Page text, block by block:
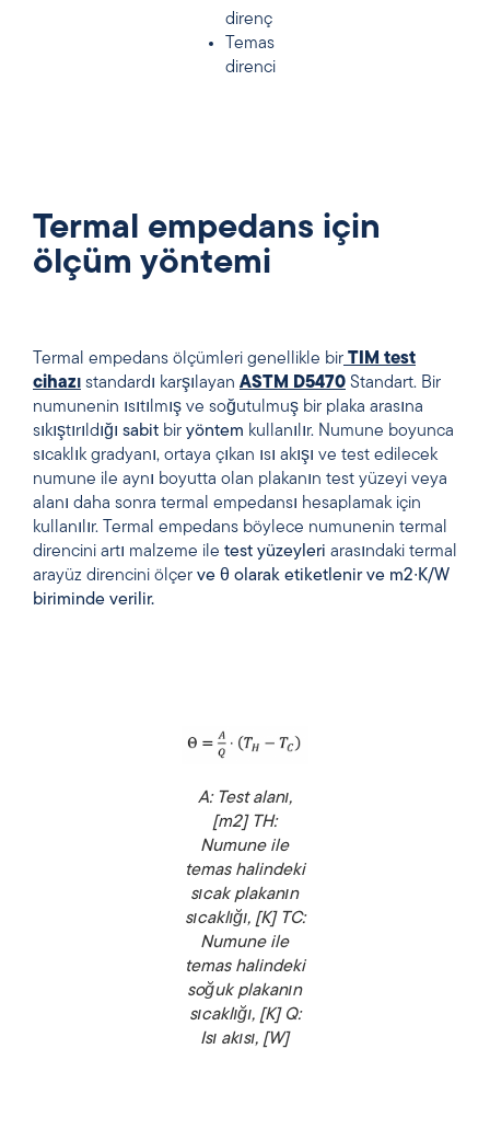
direnç
Temas
direnci
Termal empedans için
ölçüm yöntemi
Termal empedans ölçümleri genellikle bir TIM test
cihazı standardı karşılayan ASTM D5470 Standart. Bir
numunenin ısıtılmış ve soğutulmuş bir plaka arasına
sıkıştırıldığı sabit bir yöntem kullanılır. Numune boyunca
sıcaklık gradyanı, ortaya çıkan ısı akışı ve test edilecek
numune ile aynı boyutta olan plakanın test yüzeyi veya
alanı daha sonra termal empedansı hesaplamak için
kullanılır. Termal empedans böylece numunenin termal
direncini artı malzeme ile test yüzeyleri arasındaki termal
arayüz direncini ölçer ve θ olarak etiketlenir ve m2∙K/W
biriminde verilir.
A: Test alanı,
[m2] TH:
Numune ile
temas halindeki
sıcak plakanın
sıcaklığı, [K] TC:
Numune ile
temas halindeki
soğuk plakanın
sıcaklığı, [K] Q:
Isı akısı, [W]